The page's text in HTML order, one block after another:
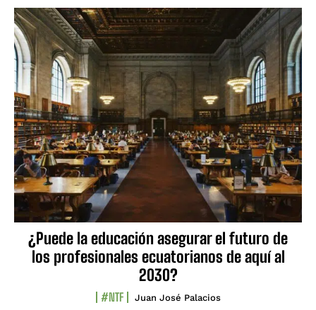
¿Puede la educación asegurar el futuro de
los profesionales ecuatorianos de aquí al
2030?
#NTF Juan José Palacios